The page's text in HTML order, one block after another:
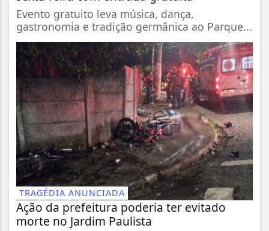
Evento gratuito leva música, dança,
gastronomia e tradição germânica ao Parque...
TRAGÉDIA ANUNCIADA
Ação da prefeitura poderia ter evitado
morte no Jardim Paulista